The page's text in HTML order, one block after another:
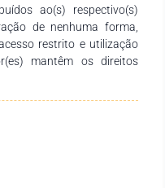
podem sim, contribuir na
a aprovação do aluno,
ao(s) respectivo(s)
de nenhuma forma,
restrito e utilização
mantêm os direitos